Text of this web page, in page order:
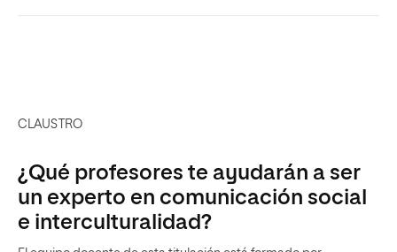
CLAUSTRO
¿Qué profesores te ayudarán a ser
un experto en comunicación social
e interculturalidad?